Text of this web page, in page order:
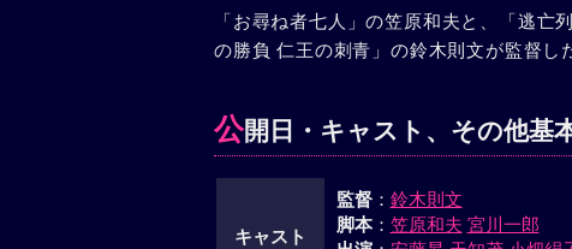
「お尋ね者七人」の笠原和夫と、「逃亡
の勝負 仁王の刺青」の鈴木則文が監督し
公開日・キャスト、その他基
キャスト
監督： 鈴木則文
脚本： 笠原和夫 宮川一郎